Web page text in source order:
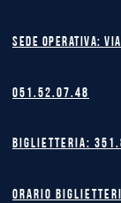
Sede operativa: Via
051.52.07.48
Biglietteria:
Orario